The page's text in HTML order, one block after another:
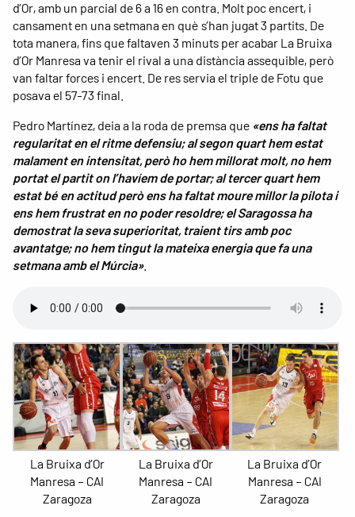
d’Or, amb un parcial de 6 a 16 en contra. Molt poc encert, i
cansament en una setmana en què s’han jugat 3 partits. De
tota manera, fins que faltaven 3 minuts per acabar La Bruixa
d’Or Manresa va tenir el rival a una distància assequible, però
van faltar forces i encert. De res servia el triple de Fotu que
posava el 57-73 final.
Pedro Martínez, deia a la roda de premsa que «ens ha faltat
regularitat en el ritme defensiu; al segon quart hem estat
malament en intensitat, però ho hem millorat molt, no hem
portat el partit on l’havíem de portar; al tercer quart hem
estat bé en actitud però ens ha faltat moure millor la pilota i
ens hem frustrat en no poder resoldre; el Saragossa ha
demostrat la seva superioritat, traient tirs amb poc
avantatge; no hem tingut la mateixa energia que fa una
setmana amb el Múrcia».
La Bruixa d’Or
Manresa – CAI
Zaragoza
La Bruixa d’Or
Manresa – CAI
Zaragoza
La Bruixa d’Or
Manresa – CAI
Zaragoza